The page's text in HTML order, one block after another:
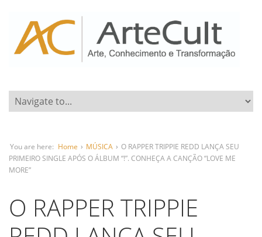
You are here: Home › MÚSICA › O RAPPER TRIPPIE REDD LANÇA SEU
PRIMEIRO SINGLE APÓS O ÁLBUM “!”. CONHEÇA A CANÇÃO “LOVE ME
MORE”
O RAPPER TRIPPIE